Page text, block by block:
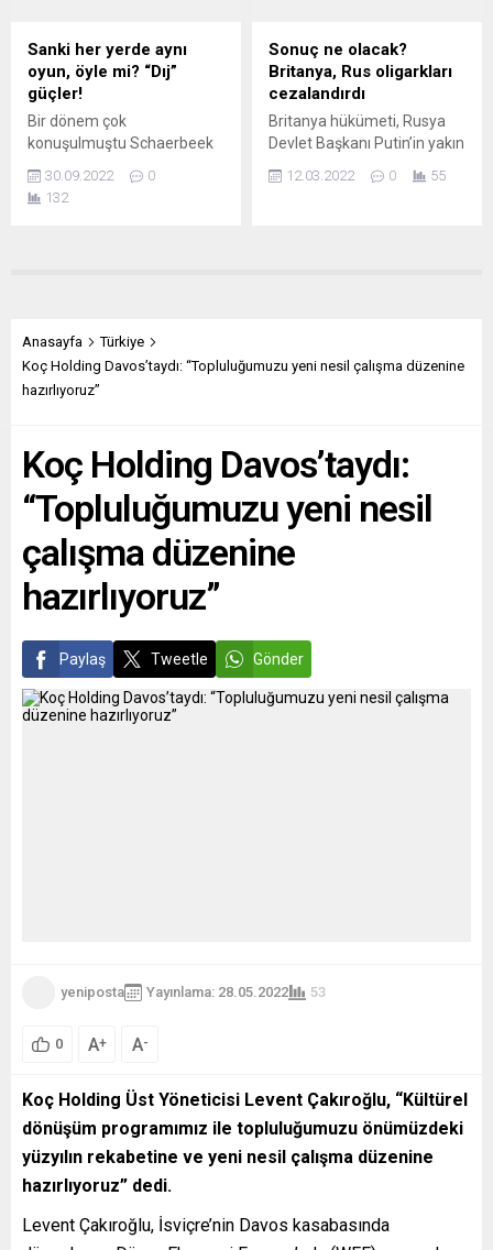
toprak bütünlüğüne saygı
duyduğunu belirterek,
“Çinlilere göre, (Ukrayna-
Rusya) krizinin altında yatan
derin sebep, NATO’nun
doğuya genişlediği 5
dönem....
farkında değiller. İki ülke
ceza yasalarının arasındaki
farklılıklarından doğan
bürokrasinin hataları
eklenince...
Sanki her yerde aynı
oyun, öyle mi? “Dıj”
güçler!
Bir dönem çok
konuşulmuştu Schaerbeek
geçtiğimiz çarşamba günü
çok konuşuldu. Belediye
seçilen ilk türbanlı
siyasetçiler Mahinur
Özdemir ve Derya Alıç’ın
edildi günlerce. Brüksel’in
“Türk...
30.09.2022
0
132
Sonuç ne olacak?
Britanya, Rus oligarkları
cezalandırdı
Britanya hükümeti, Rusya
Devlet Başkanı Putin’in yakın
yedi Rus oligarka yaptırım
şahıslarla iş yapmalarına
12.03.2022 0 55
Anasayfa
Türkiye
Koç Holding Davos’taydı: “Topluluğumuzu yeni nesil çalışma düzenine
hazırlıyoruz”
Koç Holding Davos’taydı:
“Topluluğumuzu yeni nesil
çalışma düzenine
hazırlıyoruz”
Paylaş Tweetle Gönder
yeniposta Yayınlama: 28.05.2022 53
0 A+ A-
Koç Holding Üst Yöneticisi Levent Çakıroğlu, “Kültürel
dönüşüm programımız ile topluluğumuzu önümüzdeki
yüzyılın rekabetine ve yeni nesil çalışma düzenine
hazırlıyoruz” dedi.
Levent Çakıroğlu, İsviçre’nin Davos kasabasında